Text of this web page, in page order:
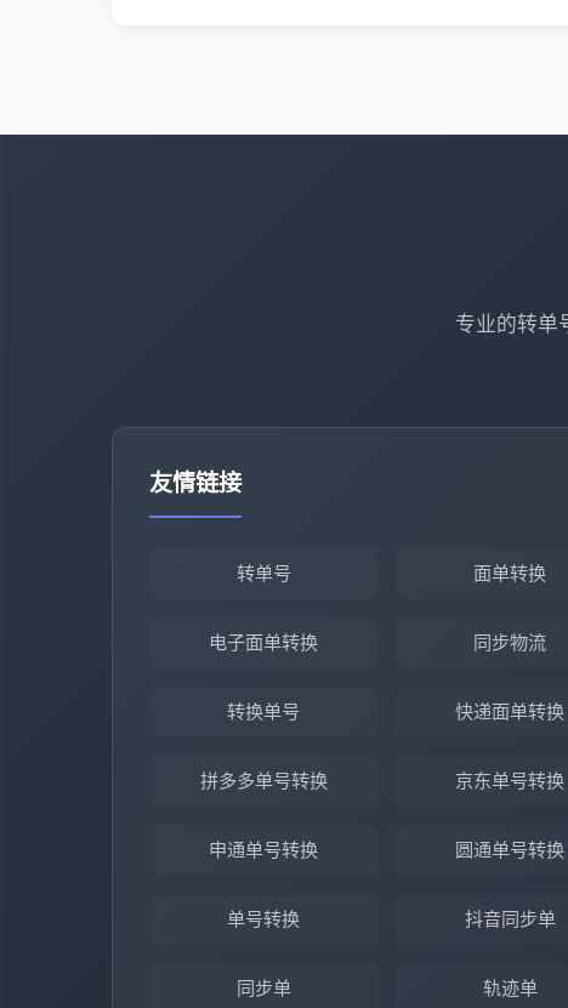
专业的转单
友情链接
转单号 面单转换
电子面单转换 同步物流
转换单号 快递面单转换
拼多多单号转换 京东单号转换
申通单号转换 圆通单号转换
单号转换 抖音同步单
同步单 轨迹单